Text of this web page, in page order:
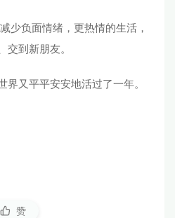
少负面情绪，更热情的生活，
到新朋友。
又平平安安地活过了一年。
赞